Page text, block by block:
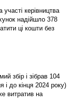
керівництва
надійшло 378
ці кошти без
збір і зібрав 104
і до кінця 2024 року)
витратив на